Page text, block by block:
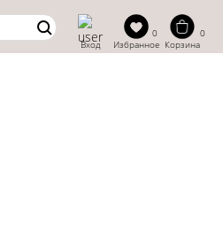
Вход
0
Избранное
0
Корзина